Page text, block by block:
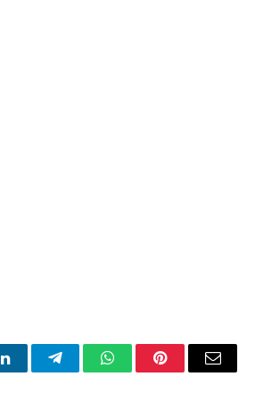
LinkedInTelegramWhatsAppPinterestEmail